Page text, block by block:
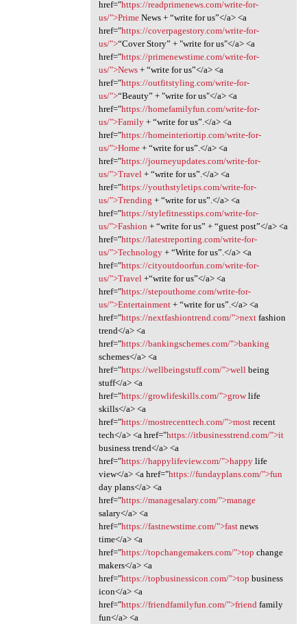
href="https://readprimenews.com/write-for-
us/">PrimeNews + “write for us”</a> <a
href="https://coverpagestory.com/write-for-
us/">“Cover Story” + "write for us"</a> <a
href="https://primenewstime.com/write-for-
us/">News+ “write for us”</a> <a
href="https://outfitstyling.com/write-for-
us/">“Beauty” + "write for us"</a> <a
href="https://homefamilyfun.com/write-for-
us/">Family+ “write for us”.</a> <a
href="https://homeinteriortip.com/write-for-
us/">Home+ “write for us”.</a> <a
href="https://journeyupdates.com/write-for-
us/">Travel + “write for us”.</a> <a
href="https://youthstyletips.com/write-for-
us/">Trending + “write for us”.</a> <a
href="https://stylefitnesstips.com/write-for-
us/">Fashion + “write for us” + “guest post”</a> <a
href="https://latestreporting.com/write-for-
us/">Technology+ “Write for us”.</a> <a
href="https://cityoutdoorfun.com/write-for-
us/">Travel +“write for us”</a> <a
href="https://stepouthome.com/write-for-
us/">Entertainment+ “write for us”.</a> <a
href="https://nextfashiontrend.com/">nextfashion
trend</a> <a
href="https://bankingschemes.com/">banking
schemes</a> <a
href="https://wellbeingstuff.com/">well being
stuff</a> <a
href="https://growlifeskills.com/">growlife
skills</a> <a
href="https://mostrecenttech.com/">mostrecent
tech</a> <a href="https://itbusinesstrend.com/">it
business trend</a> <a
href="https://happylifeview.com/">happylife
view</a> <a href="https://fundayplans.com/">fun
day plans</a> <a
href="https://managesalary.com/">manage
salary</a> <a
href="https://fastnewstime.com/">fastnews
time</a> <a
href="https://topchangemakers.com/">top change
makers</a> <a
href="https://topbusinessicon.com/">top business
icon</a> <a
href="https://friendfamilyfun.com/">friend family
fun</a> <a